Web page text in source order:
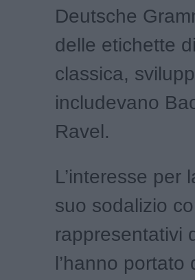
Deutsche
delle etichette
classica,
includevano
Ravel.
L’interesse per
suo sodalizio
rappresentativi
l’hanno